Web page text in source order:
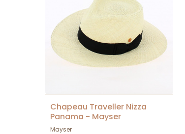
Chapeau Traveller Nizza
Panama - Mayser
Mayser